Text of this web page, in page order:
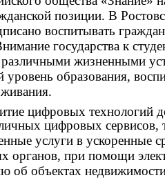
позиции. В
воспитывать
государства к
различными жизненными
образования,
цифровых технологий
цифровых сервисов,
услуги в ускоренные
органов, при помощи
об объектах